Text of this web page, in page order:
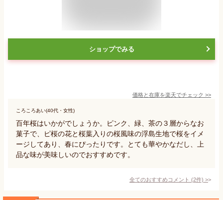
ショップでみる
価格と在庫を楽天でチェック >>
ころころあい(40代・女性)
百年桜はいかがでしょうか。ピンク、緑、茶の３層からなお
菓子で、ピ桜の花と桜葉入りの桜風味の浮島生地で桜をイメ
ージしてあり、春にぴったりです。とても華やかなだし、上
品な味が美味しいのでおすすめです。
全てのおすすめコメント (2件) >